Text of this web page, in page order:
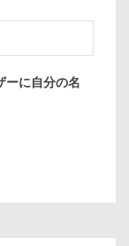
ーに自分の名